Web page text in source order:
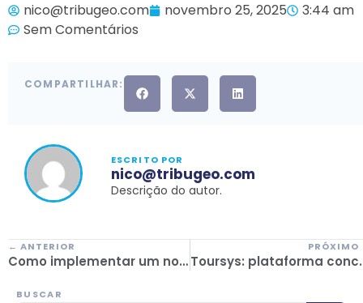
nico@tribugeo.com novembro 25, 2025
3:44 am
Sem Comentários
COMPARTILHAR:
ESCRITO POR
nico@tribugeo.com
Descrição do autor.
← ANTERIOR
Como implementar um novo sistema de gestão do turismo sem afetar a experiência dos passageiros Toursys:
BUSCAR